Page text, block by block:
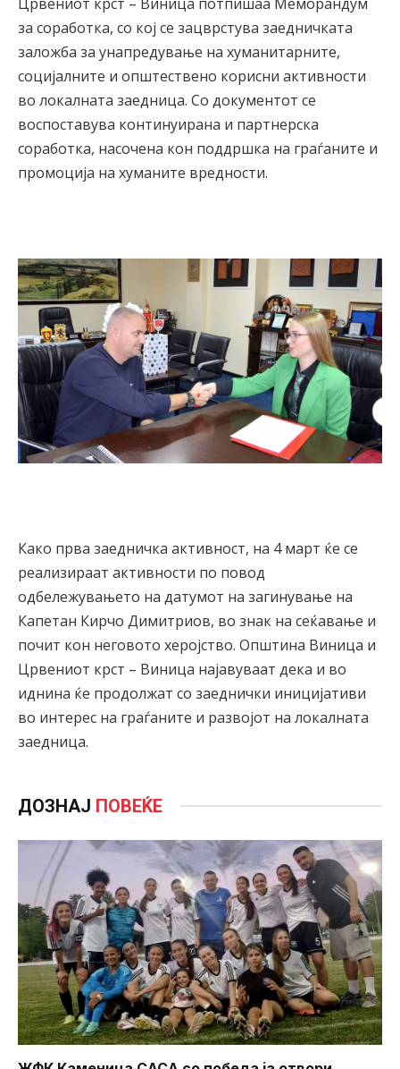
за соработка, со кој се зацврстува заедничката
заложба за унапредување на хуманитарните,
социјалните и општествено корисни активности
во локалната заедница. Со документот се
воспоставува континуирана и партнерска
соработка, насочена кон поддршка на граѓаните и
промоција на хуманите вредности.
Како прва заедничка активност, на 4 март ќе се
реализираат активности по повод
одбележувањето на датумот на загинување на
Капетан Кирчо Димитриов, во знак на сеќавање и
почит кон неговото херојство. Општина Виница и
Црвениот крст – Виница најавуваат дека и во
иднина ќе продолжат со заеднички иницијативи
во интерес на граѓаните и развојот на локалната
заедница.
ДОЗНАЈ ПОВЕЌЕ